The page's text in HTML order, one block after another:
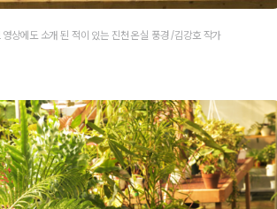
영상에도 소개 된 적이 있는 진천 온실 풍경 /김강호 작가